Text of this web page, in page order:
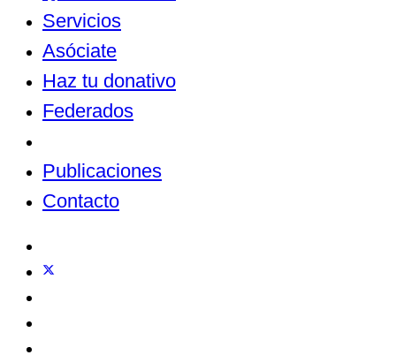
Servicios
Asóciate
Haz tu donativo
Federados
Publicaciones
Contacto